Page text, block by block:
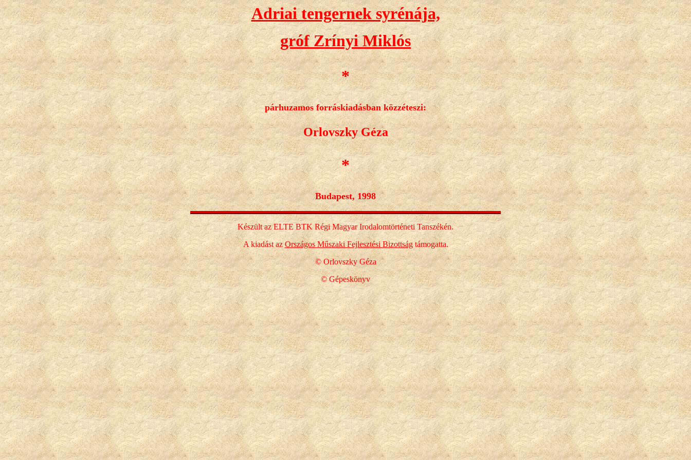
Adriai tengernek syrénája,
gróf Zrínyi Miklós
*
párhuzamos forráskiadásban közzéteszi:
Orlovszky Géza
*
Budapest, 1998
Készült az ELTE BTK Régi Magyar Irodalomtörténeti Tanszékén.
A kiadást azOrszágos Műszaki Fejlesztési Bizottságtámogatta.
© Orlovszky Géza
© Gépeskönyv